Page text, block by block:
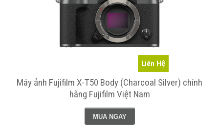
Liên Hệ
Máy ảnh Fujifilm X-T50 Body (Charcoal Silver) chính
hãng Fujifilm Việt Nam
MUA NGAY